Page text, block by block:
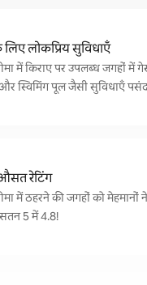
लोकप्रिय सुविधाएँ
में किराए पर उपलब्ध जगहों में
स्विमिंग पूल जैसी सुविधाएँ
रेटिंग
में ठहरने की जगहों को मेहमानों
5 में 4.8!